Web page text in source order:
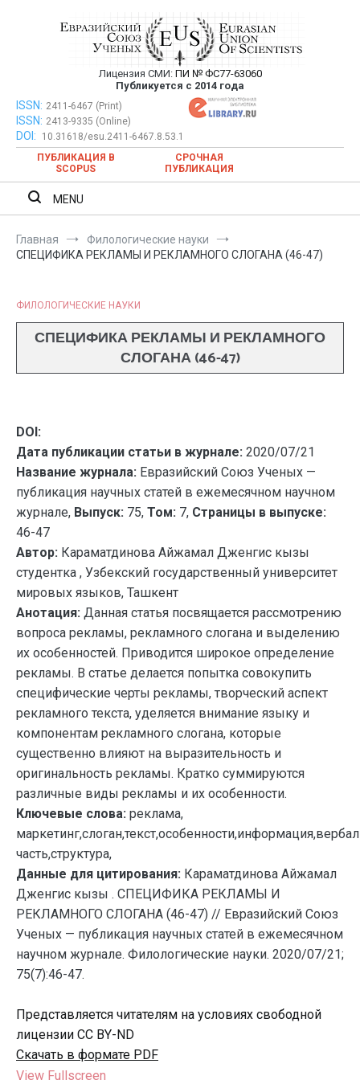
Евразийский Союз Ученых —
публикация научных статей в
ежемесячном научном журнале
Лицензия СМИ: ПИ № ФС77-63060
Публикуется с 2014 года
Евразийский Союз Ученых — публикация научных статей в
ежемесячном научном журнале
ISSN: 2411-6467 (Print)
ISSN: 2413-9335 (Online)
DOI:
10.31618/esu.2411-6467.8.53.1
ПУБЛИКАЦИЯ В
SCOPUS
СРОЧНАЯ
ПУБЛИКАЦИЯ
MENU
Главная
Филологические науки
СПЕЦИФИКА РЕКЛАМЫ И РЕКЛАМНОГО СЛОГАНА (46-47)
ФИЛОЛОГИЧЕСКИЕ НАУКИ
СПЕЦИФИКА РЕКЛАМЫ И РЕКЛАМНОГО
СЛОГАНА (46-47)
DOI:
Дата публикации статьи в журнале: 2020/07/21
Название журнала: Евразийский Союз Ученых —
публикация научных статей в ежемесячном научном
журнале, Выпуск: 75, Том: 7, Страницы в выпуске:
46-47
Автор: Караматдинова Айжамал Дженгис кызы
студентка , Узбекский государственный университет
мировых языков, Ташкент
Анотация: Данная статья посвящается рассмотрению
вопроса рекламы, рекламного слогана и выделению
их особенностей. Приводится широкое определение
рекламы. В статье делается попытка совокупить
специфические черты рекламы, творческий аспект
рекламного текста, уделяется внимание языку и
компонентам рекламного слогана, которые
существенно влияют на выразительность и
оригинальность рекламы. Кратко суммируются
различные виды рекламы и их особенности.
Ключевые слова: реклама,
часть,структура,
Данные для цитирования: Караматдинова Айжамал
Дженгис кызы . СПЕЦИФИКА РЕКЛАМЫ И
РЕКЛАМНОГО СЛОГАНА (46-47) // Евразийский Союз
Ученых — публикация научных статей в ежемесячном
научном журнале. Филологические науки. 2020/07/21;
75(7):46-47.
Представляется читателям на условиях свободной
лицензии CC BY-ND
Скачать в формате PDF
View Fullscreen